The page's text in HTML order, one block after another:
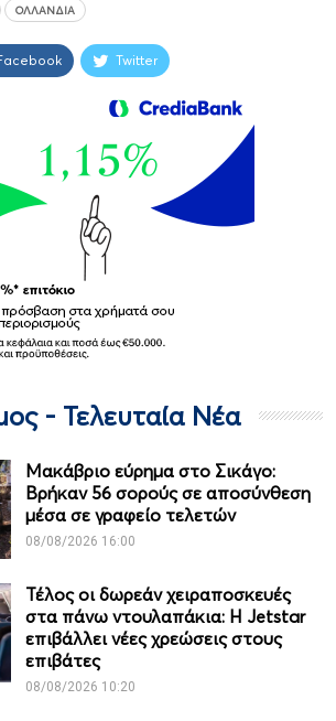
ΟΛΛΑΝΔΊΑ
Twitter
- Τελευταία Νέα
Μακάβριο εύρημα στο Σικάγο:
Βρήκαν 56 σορούς σε αποσύνθεση
μέσα σε γραφείο τελετών
08/08/2026 16:00
Τέλος οι δωρεάν χειραποσκευές
στα πάνω ντουλαπάκια: Η Jetstar
επιβάλλει νέες χρεώσεις στους
επιβάτες
08/08/2026 10:20